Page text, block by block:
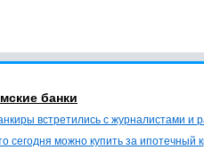
банки
встретились с журналистами и
сегодня можно купить за ипотечный